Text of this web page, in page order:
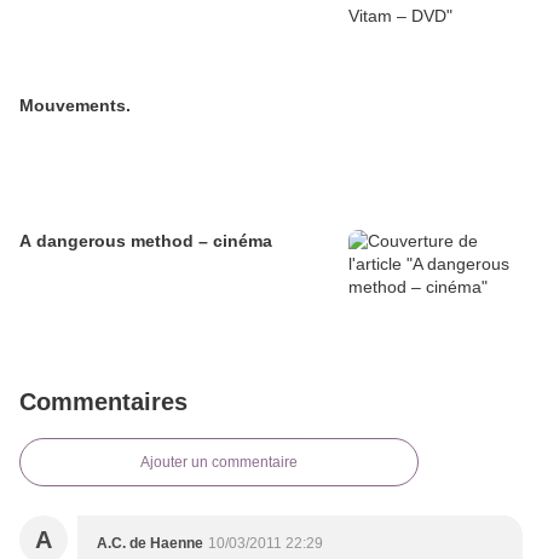
Mouvements.
A dangerous method – cinéma
Commentaires
Ajouter un commentaire
A A.C. de Haenne 10/03/2011 22:29